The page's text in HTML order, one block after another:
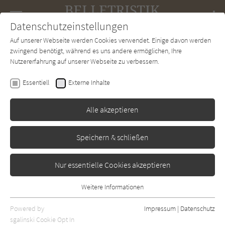
SUCHE Forum Charts Newsletter
Natalie Sue
Mit freundlichen Grüßen
Erschienen: Dezember 2025
Datenschutzeinstellungen
Auf unserer Webseite werden Cookies verwendet. Einige davon werden
zwingend benötigt, während es uns andere ermöglichen, Ihre
Nutzererfahrung auf unserer Webseite zu verbessern.
Essentiell Externe Inhalte
Alle akzeptieren
Speichern & schließen
Nur essentielle Cookies akzeptieren
Essentielle Cookies werden für grundlegende Funktionen der
Webseite benötigt. Dadurch ist gewährleistet, dass die Webseite
Weitere Informationen
Powered by
sgalinski Cookie Opt In
Impressum | Datenschutz